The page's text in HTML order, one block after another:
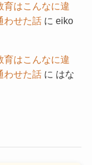
育はこんなに違
わせた話に eiko
育はこんなに違
わせた話に はな